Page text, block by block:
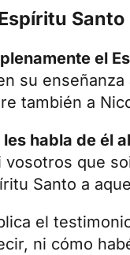
Santo
el
su
también a
habla de él
vosotros que
Santo a
el
ni cómo